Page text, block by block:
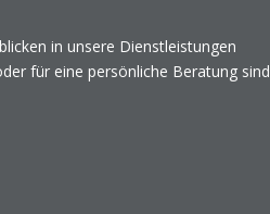
in unsere Dienstleistungen
für eine persönliche Beratung sind